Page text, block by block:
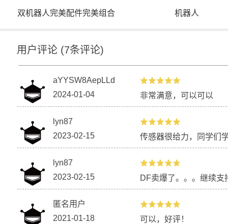
双机器人完美配件完美组合 机器人
用户评论 (7条评论)
aYYSW8AepLLd
2024-01-04
非常满意，可以可以
lyn87
2023-02-15
传感器很给力，同学们
lyn87
2023-02-15
DF卖爆了。。。继续支
匿名用户
2021-01-18
可以，好评！